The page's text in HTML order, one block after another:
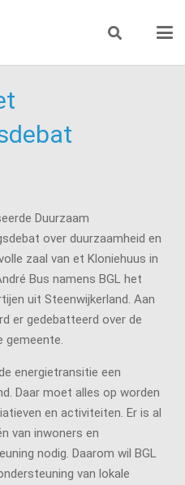
Duurzaam
over duurzaamheid en
zaal van et Kloniehuus in
Bus namens BGL het
uit Steenwijkerland. Aan
er gedebatteerd over de
gemeente.
energietransitie een
Daar moet alles op worden
en activiteiten. Er is al
van inwoners en
nodig. Daarom wil BGL
van lokale